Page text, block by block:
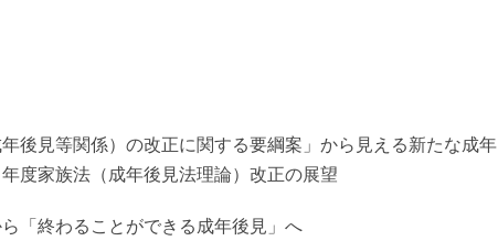
年後見等関係）の改正に関する要綱案」から見える新たな成年
度家族法（成年後見法理論）改正の展望
「終わることができる成年後見」へ